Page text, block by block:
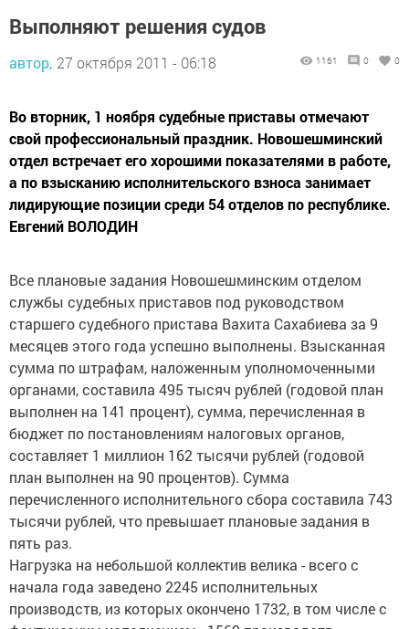
Выполняют решения судов
автор, 27 октября 2011 - 06:18 1161 0 0
Во вторник, 1 ноября судебные приставы отмечают
свой профессиональный праздник. Новошешминский
отдел встречает его хорошими показателями в работе,
а по взысканию исполнительского взноса занимает
лидирующие позиции среди 54 отделов по республике.
Евгений ВОЛОДИН
Все плановые задания Новошешминским отделом
службы судебных приставов под руководством
старшего судебного пристава Вахита Сахабиева за 9
месяцев этого года успешно выполнены. Взысканная
сумма по штрафам, наложенным уполномоченными
органами, составила 495 тысяч рублей (годовой план
выполнен на 141 процент), сумма, перечисленная в
бюджет по постановлениям налоговых органов,
составляет 1 миллион 162 тысячи рублей (годовой
план выполнен на 90 процентов). Сумма
перечисленного исполнительного сбора составила 743
тысячи рублей, что превышает плановые задания в
пять раз.
Нагрузка на небольшой коллектив велика - всего с
начала года заведено 2245 исполнительных
производств, из которых окончено 1732, в том числе с